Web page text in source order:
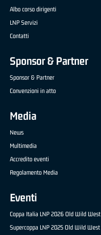
Albo corso dirigenti
LNP Servizi
Contatti
Sponsor & Partner
Sponsor & Partner
Convenzioni in atto
Media
News
Multimedia
Accredito eventi
Regolamento Media
Eventi
Coppa Italia LNP 2026 Old Wild West
Supercoppa LNP 2025 Old Wild West